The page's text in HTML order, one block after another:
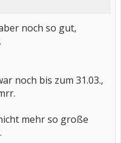
noch so gut,
noch bis zum 31.03.,
mehr so große